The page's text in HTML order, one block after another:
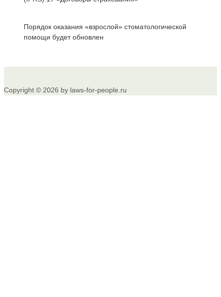
Порядок оказания «взрослой» стоматологической
помощи будет обновлен
Copyright © 2026 by laws-for-people.ru